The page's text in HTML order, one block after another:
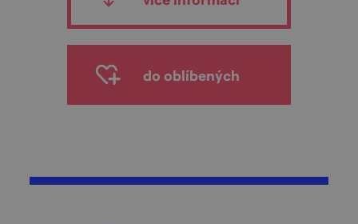
do oblíbených